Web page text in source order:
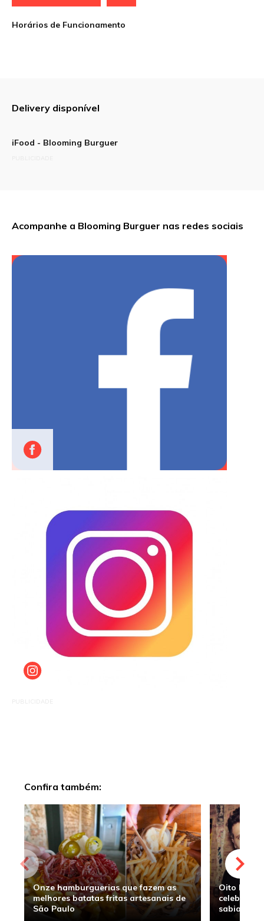
Horários de Funcionamento
Delivery disponível
iFood - Blooming Burguer
Acompanhe a Blooming Burguer nas redes sociais
PUBLICIDADE
Confira também:
Onze hamburguerias que fazem as
melhores batatas fritas artesanais de
São Paulo
Oito
sabia